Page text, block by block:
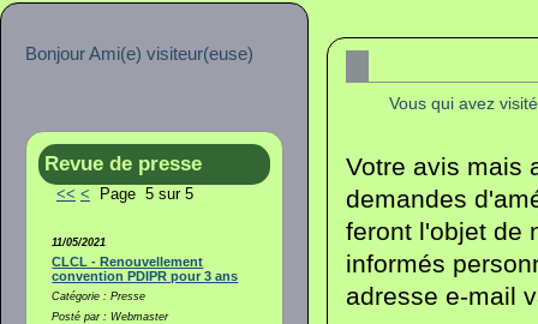
Bonjour Ami(e) visiteur(euse)
Revue de presse
<< < Page 5 sur 5
11/05/2021
CLCL - Renouvellement
convention PDIPR pour 3 ans
Catégorie : Presse
Posté par : Webmaster
Vous qui avez
Votre avis mais
demandes
feront l'objet de
informés
adresse e-mail